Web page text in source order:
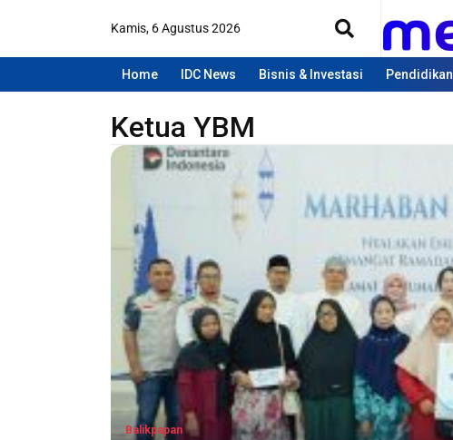
Kamis, 6 Agustus 2026
Home IDC News Bisnis & Investasi Pendidikan
Ketua YBM
Balikpapan